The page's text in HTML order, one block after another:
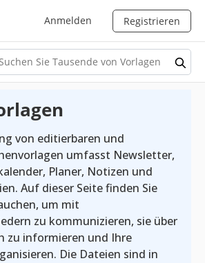
Anmelden Registrieren
von editierbaren und
umfasst Newsletter,
Planer, Notizen und
Auf dieser Seite finden Sie
um mit
zu kommunizieren, sie über
zu informieren und Ihre
Die Dateien sind in